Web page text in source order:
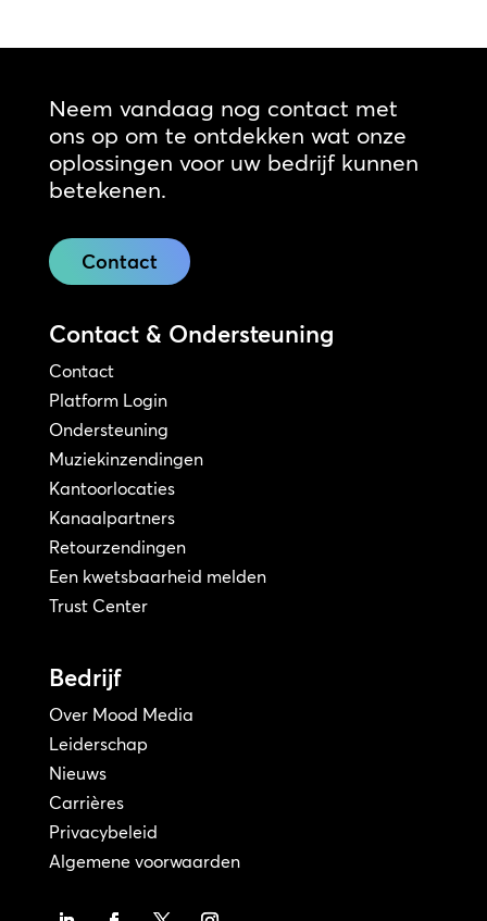
Neem vandaag nog contact met
ons op om te ontdekken wat onze
oplossingen voor uw bedrijf kunnen
betekenen.
Contact
Contact & Ondersteuning
Contact
Platform Login
Ondersteuning
Muziekinzendingen
Kantoorlocaties
Kanaalpartners
Retourzendingen
Een kwetsbaarheid melden
Trust Center
Bedrijf
Over Mood Media
Leiderschap
Nieuws
Carrières
Privacybeleid
Algemene voorwaarden